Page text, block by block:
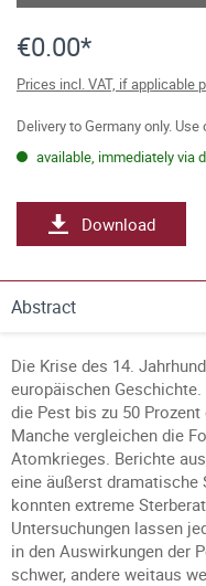
€0.00*
Prices incl. VAT, if applicable
Delivery to Germany only. Use
available, immediately via
Download
Abstract
Die Krise des 14.
europäischen
die Pest bis zu 50
Manche vergleichen die
Atomkrieges. Berichte
eine äußerst dramatische
konnten extreme
Untersuchungen lassen
in den Auswirkungen der
schwer, andere weitaus